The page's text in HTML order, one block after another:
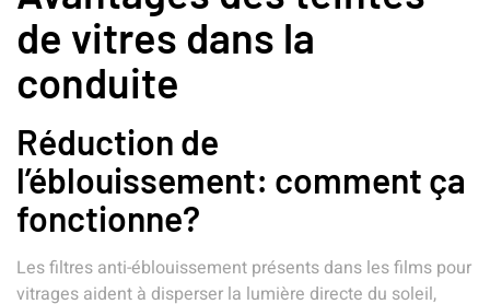
de vitres dans la
conduite
Réduction de
l’éblouissement: comment ça
fonctionne?
Les filtres anti-éblouissement présents dans les films pour
vitrages aident à disperser la lumière directe du soleil,